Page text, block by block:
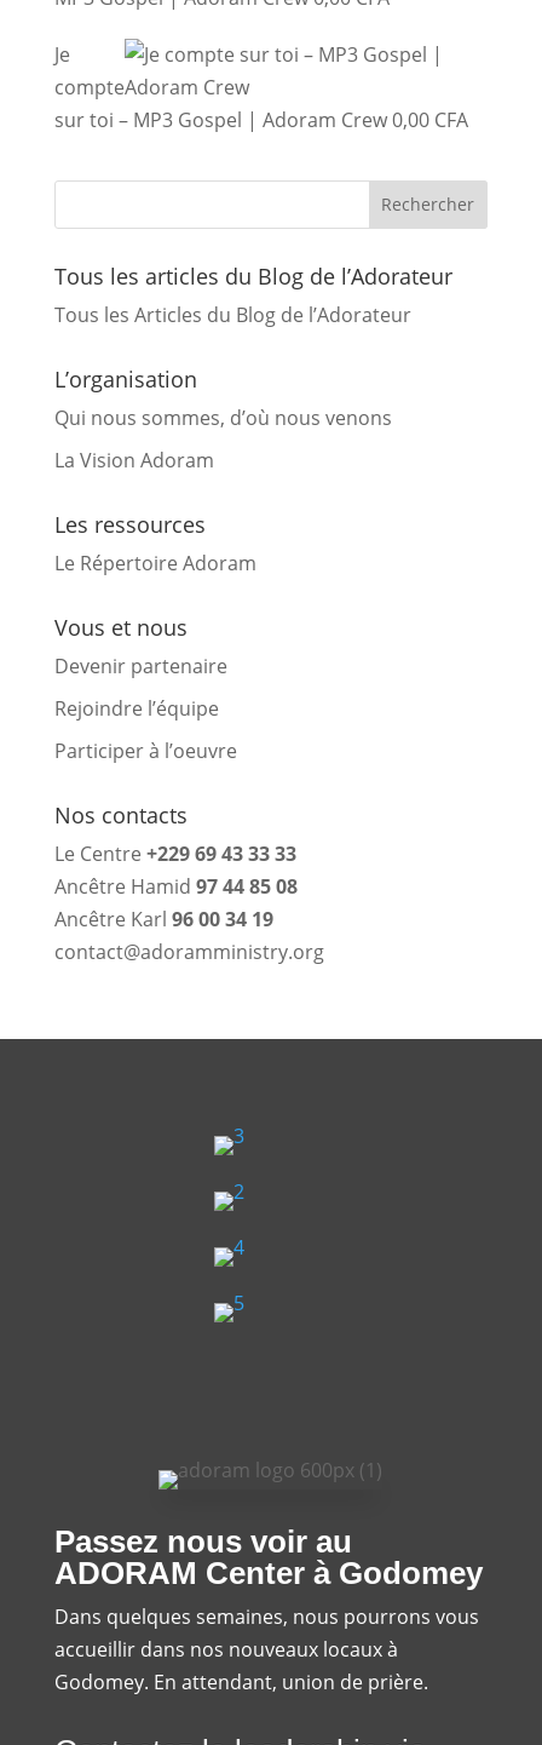
Je
compte
sur toi – MP3 Gospel | Adoram Crew0,00 CFA
Tous les articles du Blog de l’Adorateur
Tous les Articles du Blog de l’Adorateur
L’organisation
Qui nous sommes, d’où nous venons
La Vision Adoram
Les ressources
Le Répertoire Adoram
Vous et nous
Devenir partenaire
Rejoindre l’équipe
Participer à l’oeuvre
Nos contacts
Le Centre +229 69 43 33 33
Ancêtre Hamid 97 44 85 08
Ancêtre Karl 96 00 34 19
contact@adoramministry.org
Passez nous voir au
ADORAM Center à Godomey
Dans quelques semaines, nous pourrons vous
accueillir dans nos nouveaux locaux à
Godomey. En attendant, union de prière.